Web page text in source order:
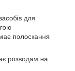
для
полоскання
розводам на